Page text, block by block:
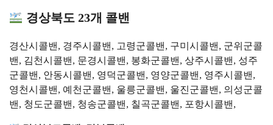
경상북도 23개 콜밴
경산시콜밴, 경주시콜밴, 고령군콜밴, 구미시콜밴, 군위군콜
밴, 김천시콜밴, 문경시콜밴, 봉화군콜밴, 상주시콜밴, 성주
군콜밴, 안동시콜밴, 영덕군콜밴, 영양군콜밴, 영주시콜밴,
영천시콜밴, 예천군콜밴, 울릉군콜밴, 울진군콜밴, 의성군콜
밴, 청도군콜밴, 청송군콜밴, 칠곡군콜밴, 포항시콜밴,